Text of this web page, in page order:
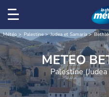
Météo Palestine Judea et Samaria
Palestine